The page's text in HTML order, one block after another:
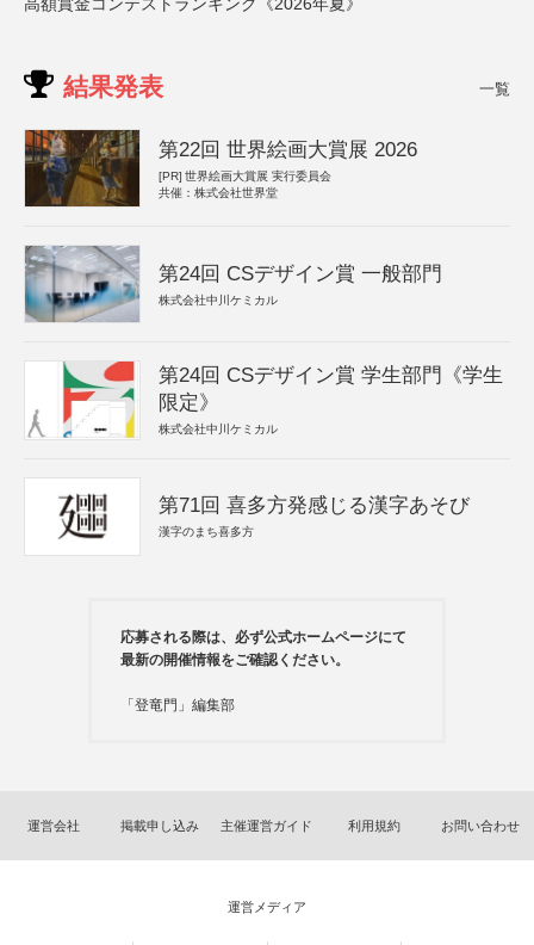
結果発表 一覧
第22回 世界絵画大賞展 2026
[PR] 世界絵画大賞展 実行委員会
共催：株式会社世界堂
第24回 CSデザイン賞 一般部門
株式会社中川ケミカル
第24回 CSデザイン賞 学生部門《学生
限定》
株式会社中川ケミカル
第71回 喜多方発感じる漢字あそび
漢字のまち喜多方
応募される際は、必ず公式ホームページにて
最新の開催情報をご確認ください。
「登竜門」編集部
運営会社 掲載申し込み 主催運営ガイド 利用規約 お問い合わせ
運営メディア